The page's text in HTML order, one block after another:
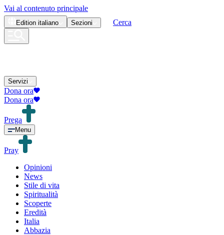
Vai al contenuto principale
Edition italiano Sezioni Cerca
Servizi
Dona ora
Dona ora
Prega
Menu
Pray
Opinioni
News
Stile di vita
Spiritualità
Scoperte
Eredità
Italia
Abbazia